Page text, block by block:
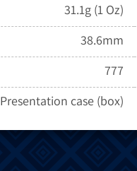
31.1g (1 Oz)
38.6mm
777
Presentation case (box)